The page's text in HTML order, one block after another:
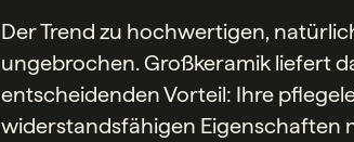
Der Trend zu hochwertigen,
ungebrochen. Großkeramik liefert
entscheidenden Vorteil: Ihre
widerstandsfähigen Eigenschaften